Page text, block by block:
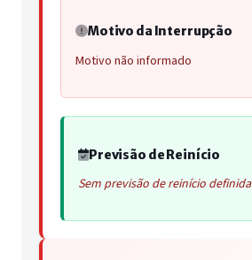
Motivo da Interrupção
Motivo não informado
Previsão de Reinício
Sem previsão de reinício definida